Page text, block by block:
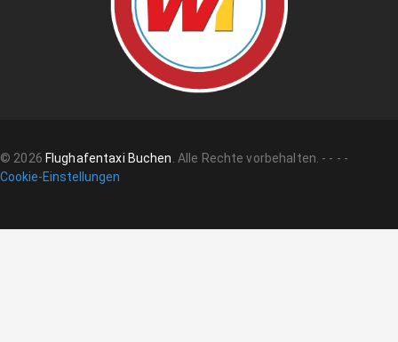
© 2026 Flughafentaxi Buchen. Alle Rechte vorbehalten. - - - -
Cookie-Einstellungen